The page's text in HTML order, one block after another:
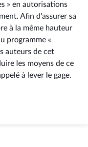
» en autorisations
Afin d'assurer sa
à la même hauteur
programme «
auteurs de cet
les moyens de ce
à lever le gage.